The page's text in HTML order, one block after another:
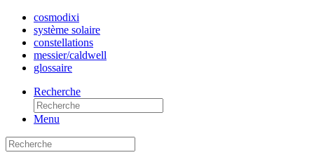
cosmodixi
système solaire
constellations
messier/caldwell
glossaire
Recherche
Menu